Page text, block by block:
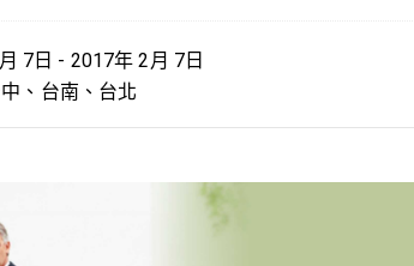
7日 - 2017年 2月 7日
、台南、台北